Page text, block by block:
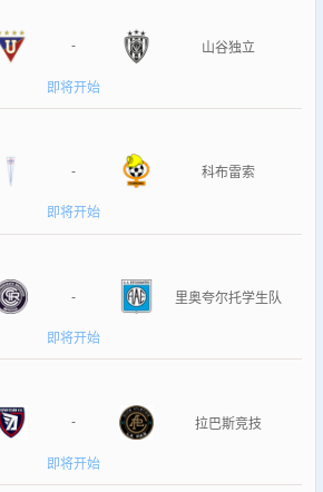
- 山谷独立
即将开始
- 科布雷索
即将开始
- 里奥夸尔托学生队
即将开始
- 拉巴斯竞技
即将开始